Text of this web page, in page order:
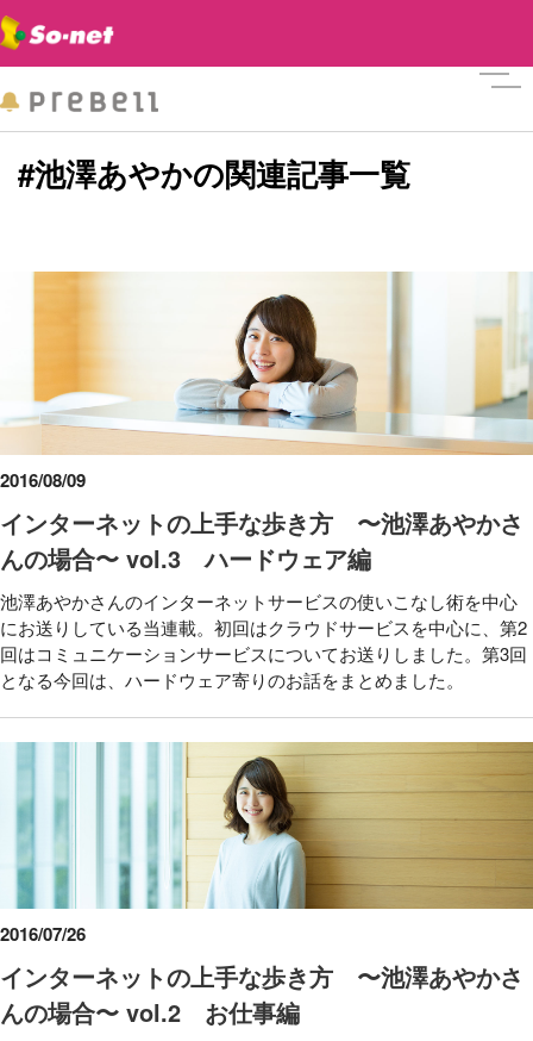
#池澤あやかの関連記事一覧
インターネットの上手な歩き方 〜池澤あやかさ
んの場合〜 vol.3 ハードウェア編
2016/08/09
池澤あやかさんのインターネットサービスの使いこなし術を中心
にお送りしている当連載。初回はクラウドサービスを中心に、第2
回はコミュニケーションサービスについてお送りしました。第3回
となる今回は、ハードウェア寄りのお話をまとめました。
インターネットの上手な歩き方 〜池澤あやかさ
んの場合〜 vol.2 お仕事編
2016/07/26